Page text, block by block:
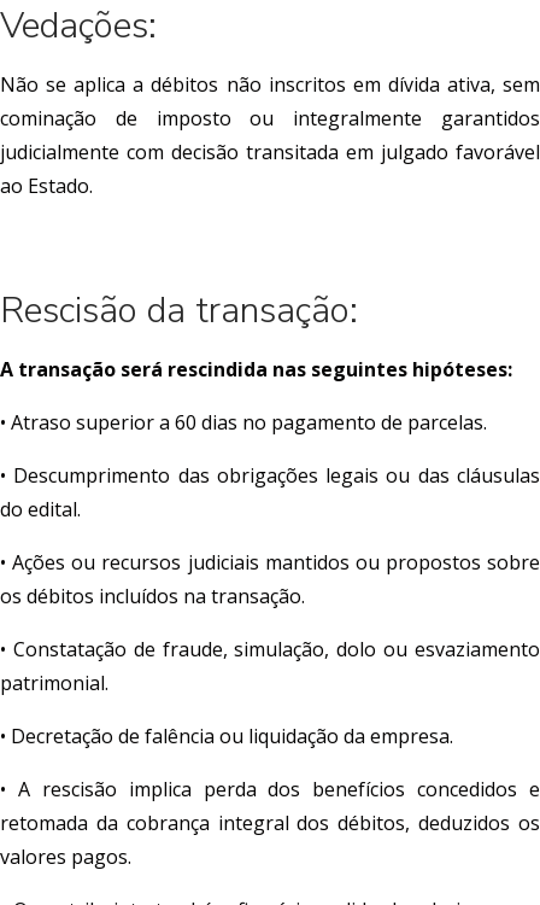
Vedações:
Não se aplica a débitos não inscritos em dívida ativa, sem
cominação de imposto ou integralmente garantidos
judicialmente com decisão transitada em julgado favorável
ao Estado.
Rescisão da transação:
A transação será rescindida nas seguintes hipóteses:
• Atraso superior a 60 dias no pagamento de parcelas.
• Descumprimento das obrigações legais ou das cláusulas
do edital.
• Ações ou recursos judiciais mantidos ou propostos sobre
os débitos incluídos na transação.
• Constatação de fraude, simulação, dolo ou esvaziamento
patrimonial.
• Decretação de falência ou liquidação da empresa.
• A rescisão implica perda dos benefícios concedidos e
retomada da cobrança integral dos débitos, deduzidos os
valores pagos.